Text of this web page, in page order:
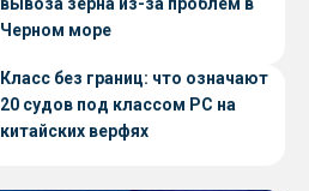
вывоза зерна из-за проблем в
Черном море
Класс без границ: что означают
20 судов под классом РС на
китайских верфях